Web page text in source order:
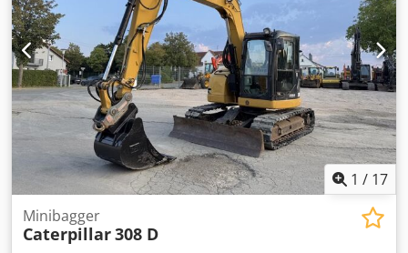
1 / 17
Minibagger
Caterpillar308 D